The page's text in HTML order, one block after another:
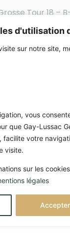
d'utilisation
sur notre site,
vous
que Gay-Lussac
facilite votre
visite.
sur les
légales
Tour 18 –